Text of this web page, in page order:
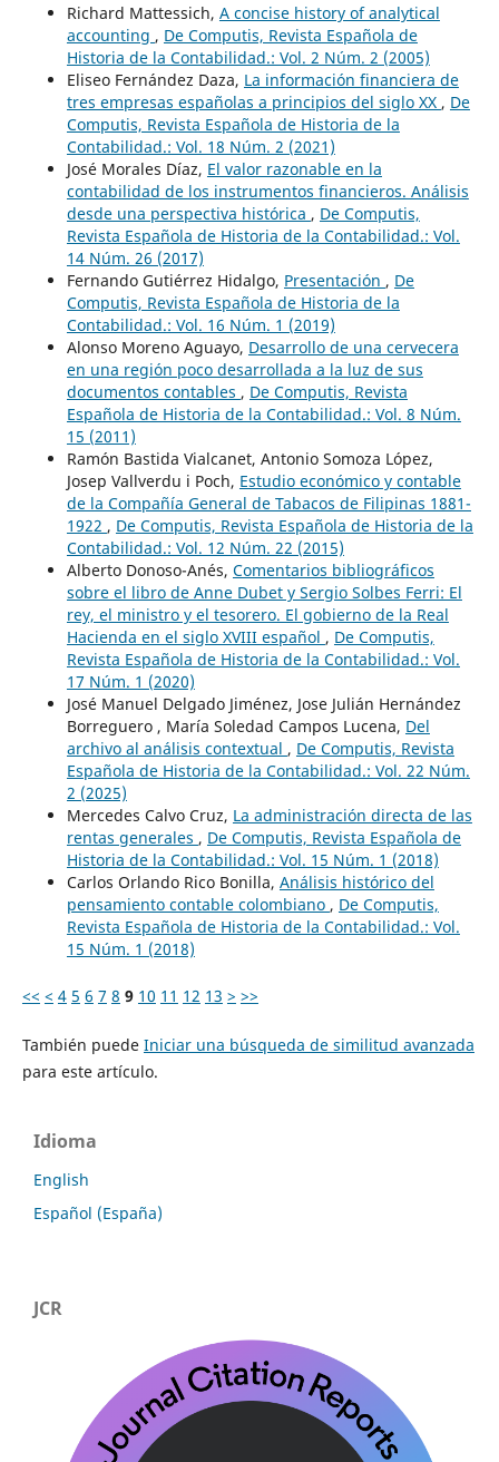
Richard Mattessich, A concise history of analytical
accounting , De Computis, Revista Española de
Historia de la Contabilidad.: Vol. 2 Núm. 2 (2005)
Eliseo Fernández Daza, La información financiera de
tres empresas españolas a principios del siglo XX , De
Computis, Revista Española de Historia de la
Contabilidad.: Vol. 18 Núm. 2 (2021)
José Morales Díaz, El valor razonable en la
contabilidad de los instrumentos financieros. Análisis
desde una perspectiva histórica , De Computis,
Revista Española de Historia de la Contabilidad.: Vol.
14 Núm. 26 (2017)
Fernando Gutiérrez Hidalgo, Presentación , De
Computis, Revista Española de Historia de la
Contabilidad.: Vol. 16 Núm. 1 (2019)
Alonso Moreno Aguayo, Desarrollo de una cervecera
en una región poco desarrollada a la luz de sus
documentos contables , De Computis, Revista
Española de Historia de la Contabilidad.: Vol. 8 Núm.
15 (2011)
Ramón Bastida Vialcanet, Antonio Somoza López,
Josep Vallverdu i Poch, Estudio económico y contable
de la Compañía General de Tabacos de Filipinas 1881-
1922 , De Computis, Revista Española de Historia de la
Contabilidad.: Vol. 12 Núm. 22 (2015)
Alberto Donoso-Anés, Comentarios bibliográficos
sobre el libro de Anne Dubet y Sergio Solbes Ferri: El
rey, el ministro y el tesorero. El gobierno de la Real
Hacienda en el siglo XVIII español , De Computis,
Revista Española de Historia de la Contabilidad.: Vol.
17 Núm. 1 (2020)
José Manuel Delgado Jiménez, Jose Julián Hernández
Borreguero , María Soledad Campos Lucena, Del
archivo al análisis contextual , De Computis, Revista
Española de Historia de la Contabilidad.: Vol. 22 Núm.
2 (2025)
Mercedes Calvo Cruz, La administración directa de las
rentas generales , De Computis, Revista Española de
Historia de la Contabilidad.: Vol. 15 Núm. 1 (2018)
Carlos Orlando Rico Bonilla, Análisis histórico del
pensamiento contable colombiano , De Computis,
Revista Española de Historia de la Contabilidad.: Vol.
15 Núm. 1 (2018)
<< < 4 5 6 7 8 9 10 11 12 13 > >>
También puede Iniciar una búsqueda de similitud avanzada
para este artículo.
Idioma
English
Español (España)
JCR